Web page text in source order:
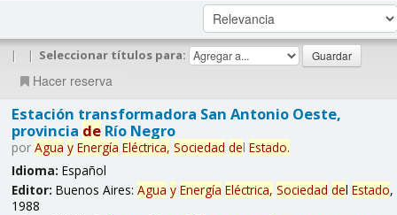
| | Seleccionar títulos para:
Hacer reserva
Estación transformadora San Antonio Oeste,
provincia deRío Negro
por Agua y Energía Eléctrica, Sociedad del Estado.
Idioma: Español
Editor: Buenos Aires: Agua y Energía Eléctrica, Sociedad del Estado,
1988